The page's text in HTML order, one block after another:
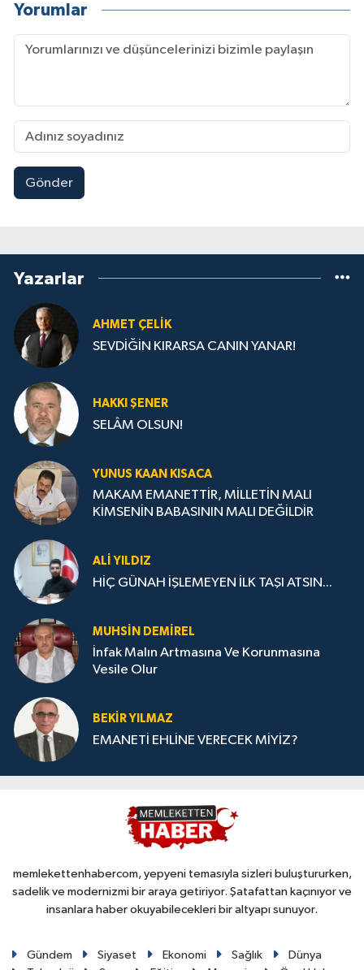
Yorumlar
Gönder
Yazarlar
AHMET ÇELIK
SEVDİĞİN KIRARSA CANIN YANAR!
HAKKI ŞENER
SELÂM OLSUN!
YUNUS KAAN KISACA
MAKAM EMANETTİR, MİLLETİN MALI
KİMSENİN BABASININ MALI DEĞİLDİR
ALI YILDIZ
HİÇ GÜNAH İŞLEMEYEN İLK TAŞI ATSIN...
MUHSIN DEMIREL
İnfak Malın Artmasına Ve Korunmasına
Vesile Olur
BEKIR YILMAZ
EMANETİ EHLİNE VERECEK MİYİZ?
memlekettenhabercom, yepyeni temasıyla sizleri buluştururken,
sadelik ve modernizmi bir araya getiriyor. Şatafattan kaçınıyor ve
insanlara haber okuyabilecekleri bir altyapı sunuyor.
Gündem Siyaset Ekonomi Sağlık
Dünya